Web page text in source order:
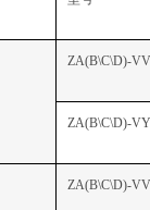
ZA(B\C\D)-
ZA(B\C\D)-
ZA(B\C\D)-